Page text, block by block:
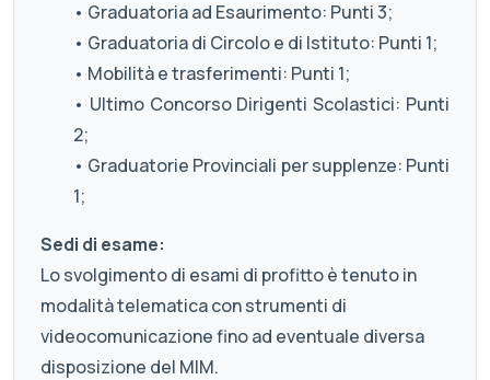
• Graduatoria ad Esaurimento: Punti 3;
• Graduatoria di Circolo e di Istituto: Punti 1;
• Mobilità e trasferimenti: Punti 1;
• Ultimo Concorso Dirigenti Scolastici: Punti
2;
• Graduatorie Provinciali per supplenze: Punti
1;
Sedi di esame:
Lo svolgimento di esami di profitto è tenuto in
modalità telematica con strumenti di
videocomunicazione fino ad eventuale diversa
disposizione del MIM.